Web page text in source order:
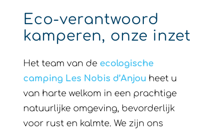
Eco-verantwoord
kamperen, onze inzet
Het team van de ecologische
camping Les Nobis d’Anjou heet u
van harte welkom in een prachtige
natuurlijke omgeving, bevorderlijk
voor rust en kalmte. We zijn ons